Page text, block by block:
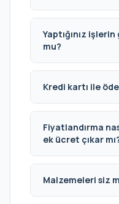
Yaptığınız
mu?
Kredi kartı ile
Fiyatlandırma
ek ücret çıkar
Malzemeleri siz